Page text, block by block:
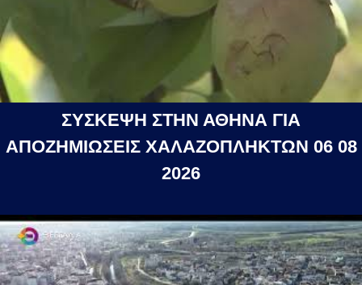
ΣΥΣΚΕΨΗ ΣΤΗΝ ΑΘΗΝΑ ΓΙΑ
ΑΠΟΖΗΜΙΩΣΕΙΣ ΧΑΛΑΖΟΠΛΗΚΤΩΝ 06 08
2026